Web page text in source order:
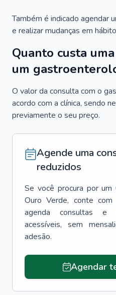
Também é indicado agendar
e realizar mudanças em
Quanto custa
um
O valor da consulta com o
acordo com a clínica, sendo
previamente o seu preço.
Agende uma
reduzidos
Se você procura por um
Ouro Verde, conte com
agenda consultas e
acessíveis, sem
adesão.
Agendar